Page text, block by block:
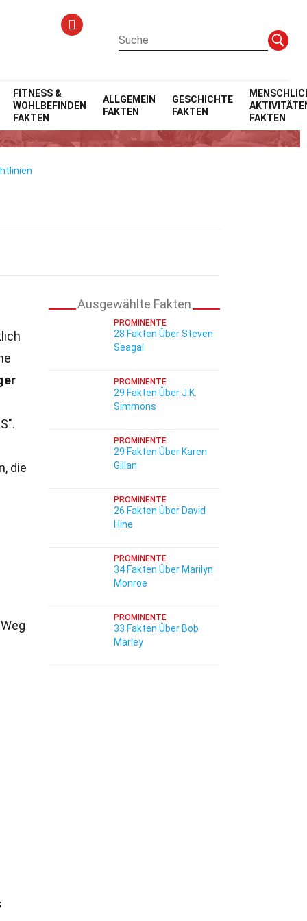
FITNESS &
WOHLBEFINDEN
FAKTEN
ALLGEMEIN
FAKTEN
GESCHICHTE
FAKTEN
FAKTEN
die
Ausgewählte Fakten
PROMINENTE
28 Fakten Über Steven
Seagal
PROMINENTE
29 Fakten Über J.K.
Simmons
PROMINENTE
29 Fakten Über Karen
Gillan
PROMINENTE
26 Fakten Über David
Hine
PROMINENTE
34 Fakten Über Marilyn
Monroe
PROMINENTE
33 Fakten Über Bob
Marley